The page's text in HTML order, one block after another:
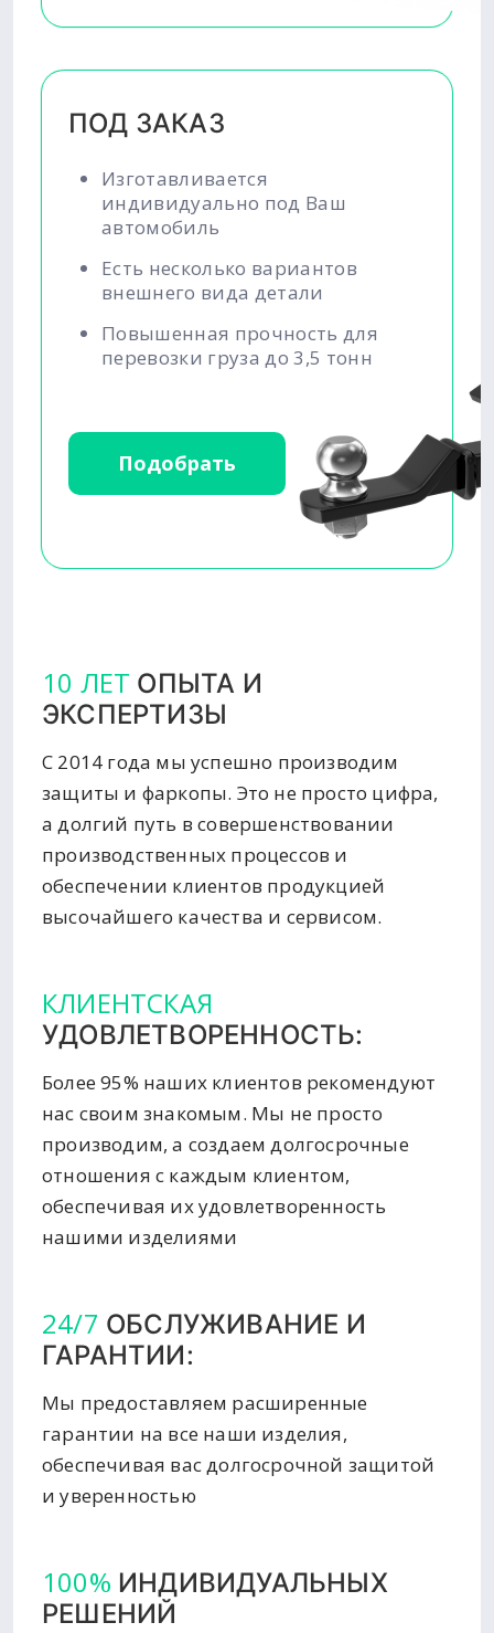
ПОД ЗАКАЗ
Изготавливается
индивидуально под Ваш
автомобиль
Есть несколько вариантов
внешнего вида детали
Повышенная прочность для
перевозки груза до 3,5 тонн
Подобрать
10 ЛЕТ ОПЫТА И
ЭКСПЕРТИЗЫ
С 2014 года мы успешно производим
защиты и фаркопы. Это не просто цифра,
а долгий путь в совершенствовании
производственных процессов и
обеспечении клиентов продукцией
высочайшего качества и сервисом.
КЛИЕНТСКАЯ
УДОВЛЕТВОРЕННОСТЬ:
Более 95% наших клиентов рекомендуют
нас своим знакомым. Мы не просто
производим, а создаем долгосрочные
отношения с каждым клиентом,
обеспечивая их удовлетворенность
нашими изделиями
24/7 ОБСЛУЖИВАНИЕ И
ГАРАНТИИ:
Мы предоставляем расширенные
гарантии на все наши изделия,
обеспечивая вас долгосрочной защитой
и уверенностью
100% ИНДИВИДУАЛЬНЫХ
РЕШЕНИЙ